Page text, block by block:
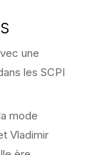
une
les SCPI
mode
Vladimir